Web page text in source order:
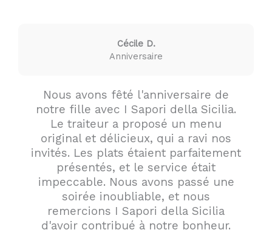
Nous avons fêté l'anniversaire de
notre fille avec I Sapori della Sicilia.
Le traiteur a proposé un menu
original et délicieux, qui a ravi nos
invités. Les plats étaient parfaitement
présentés, et le service était
impeccable. Nous avons passé une
soirée inoubliable, et nous
remercions I Sapori della Sicilia
d'avoir contribué à notre bonheur.
Cécile D.
Anniversaire